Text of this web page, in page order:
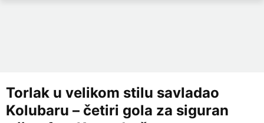
Torlak u velikom stilu savladao
Kolubaru – četiri gola za siguran